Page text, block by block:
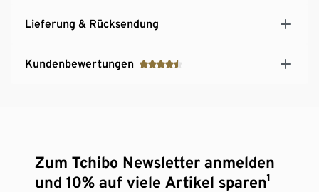
Lieferung & Rücksendung
Kundenbewertungen
Zum Tchibo Newsletter anmelden
und 10% auf viele Artikel sparen¹